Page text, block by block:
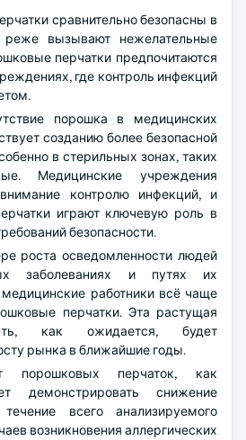
сравнительно безопасны в
реже вызывают нежелательные
перчатки предпочитаются
где контроль инфекций
порошка в медицинских
созданию более безопасной
в стерильных зонах, таких
Медицинские учреждения
контролю инфекций, и
играют ключевую роль в
безопасности.
роста осведомленности людей
заболеваниях и путях их
работники всё чаще
перчатки. Эта растущая
как ожидается, будет
рынка в ближайшие годы.
порошковых перчаток, как
демонстрировать снижение
всего анализируемого
возникновения аллергических